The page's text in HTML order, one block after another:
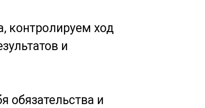
контролируем ход
и
обязательства и